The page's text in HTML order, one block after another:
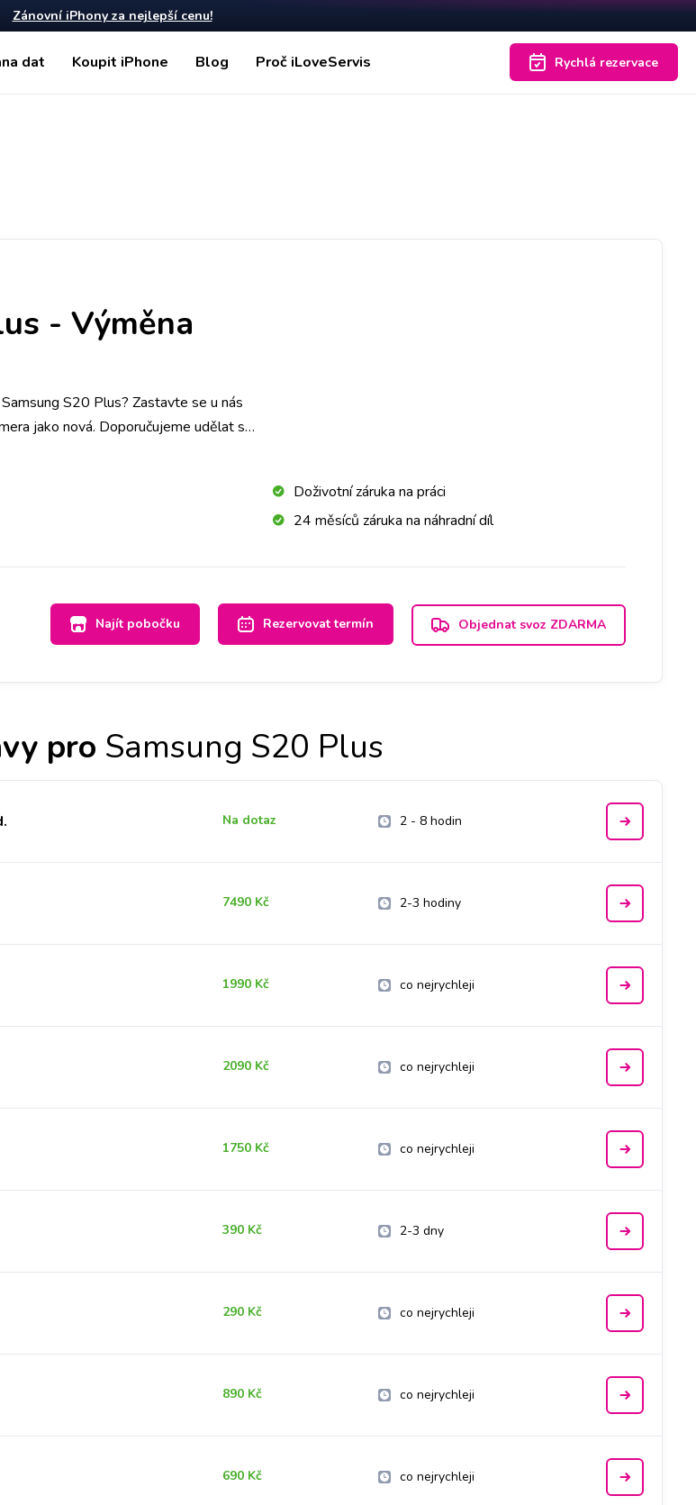
Zánovní iPhony za nejlepší cenu!
dat Koupit iPhone Blog Proč iLoveServis Rychlá rezervace
- Výměna
S20 Plus? Zastavte se u nás
jako nová. Doporučujeme udělat si
ji do hodiny.
Doživotní záruka na práci
24 měsíců záruka na náhradní díl
Najít pobočku Rezervovat termín Objednat svoz ZDARMA
pro Samsung S20 Plus
Na dotaz 2 - 8 hodin
7490 Kč 2-3 hodiny
1990 Kč co nejrychleji
2090 Kč co nejrychleji
1750 Kč co nejrychleji
390 Kč 2-3 dny
290 Kč co nejrychleji
890 Kč co nejrychleji
690 Kč co nejrychleji